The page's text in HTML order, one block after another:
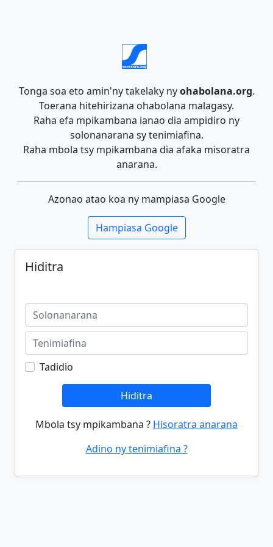
Tonga soa eto amin'ny takelaky nyohabolana.org.
Toerana hitehirizana ohabolana malagasy.
Raha efa mpikambana ianao dia ampidiro ny
solonanarana sy tenimiafina.
Raha mbola tsy mpikambana dia afaka misoratra
anarana.
Azonao atao koa ny mampiasa Google
Hampiasa Google
Hiditra
Tadidio
Hiditra
Mbola tsy mpikambana ? Hisoratra anarana
Adino ny tenimiafina ?